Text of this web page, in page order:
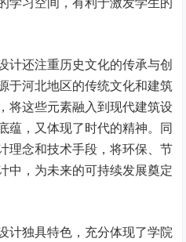
计还注重历史文化的传承与创
于河北地区的传统文化和建筑
将这些元素融入到现代建筑设
蕴，又体现了时代的精神。同
理念和技术手段，将环保、节
中，为未来的可持续发展奠定
计独具特色，充分体现了学院